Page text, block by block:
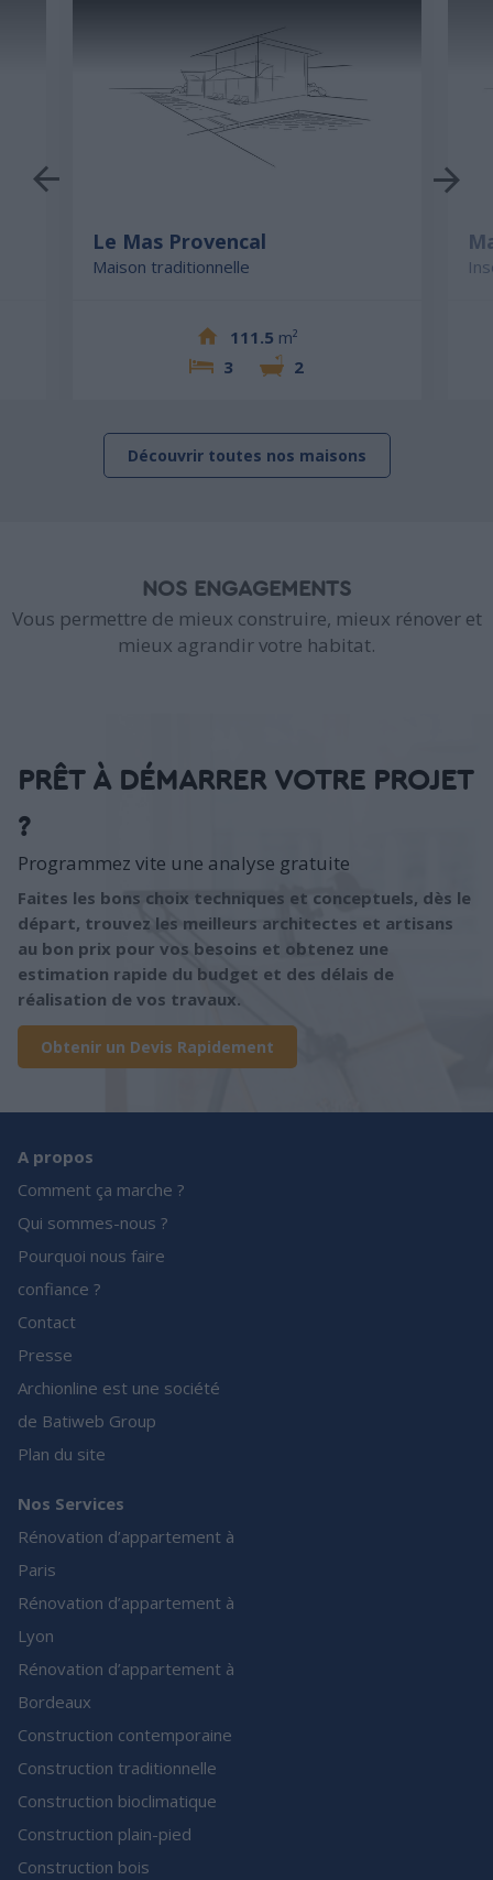
Le Mas Provencal
Maison traditionnelle
111.5 m²
3
2
Découvrir toutes nos maisons
NOS ENGAGEMENTS
Vous permettre de mieux construire, mieux rénover et
mieux agrandir votre habitat.
PRÊT À DÉMARRER VOTRE PROJET
?
Programmez vite une analyse gratuite
Faites les bons choix techniques et conceptuels, dès le
départ, trouvez les meilleurs architectes et artisans
au bon prix pour vos besoins et obtenez une
estimation rapide du budget et des délais de
réalisation de vos travaux.
Obtenir un Devis Rapidement
A propos
Comment ça marche ?
Qui sommes-nous ?
Pourquoi nous faire
confiance ?
Contact
Presse
Archionline est une société
de Batiweb Group
Plan du site
Nos Services
Rénovation d’appartement à
Paris
Rénovation d’appartement à
Lyon
Rénovation d’appartement à
Bordeaux
Construction contemporaine
Construction traditionnelle
Construction bioclimatique
Construction plain-pied
Construction bois